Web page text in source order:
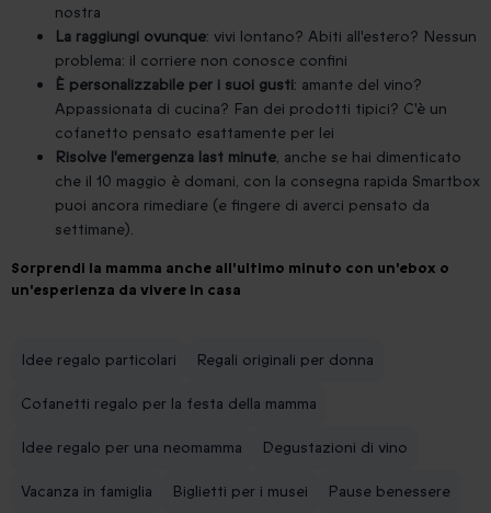
nostra
La raggiungi ovunque: vivi lontano? Abiti all'estero? Nessun
problema: il corriere non conosce confini
È personalizzabile per i suoi gusti: amante del vino?
Appassionata di cucina? Fan dei prodotti tipici? C'è un
cofanetto pensato esattamente per lei
Risolve l'emergenza last minute, anche se hai dimenticato
che il 10 maggio è domani, con la consegna rapida Smartbox
puoi ancora rimediare (e fingere di averci pensato da
settimane).
Sorprendi la mamma anche all'ultimo minuto con un'ebox o
un'esperienza da vivere in casa
Idee regalo particolari Regali originali per donna
Cofanetti regalo per la festa della mamma
Idee regalo per una neomamma Degustazioni di vino
Vacanza in famiglia Biglietti per i musei Pause benessere